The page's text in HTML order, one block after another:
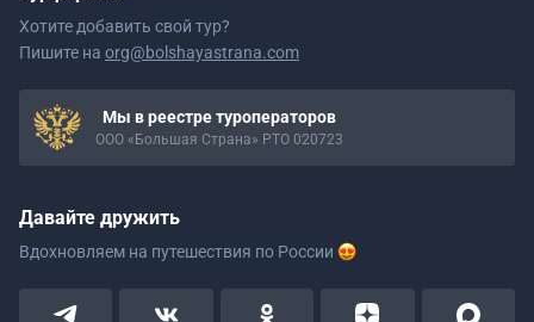
Хотите добавить свой тур?
Пишите на org@bolshayastrana.com
Мы в реестре туроператоров
ООО «Большая Страна» РТО 020723
Давайте дружить
Вдохновляем на путешествия по России